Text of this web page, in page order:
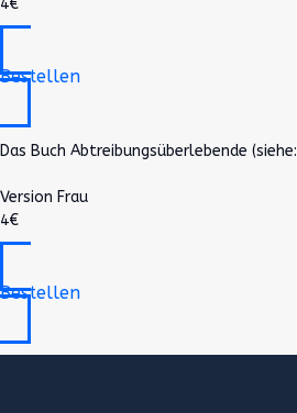
4€
Bestellen
Das Buch Abtreibungsüberlebende (siehe:
Version Frau
4€
Bestellen